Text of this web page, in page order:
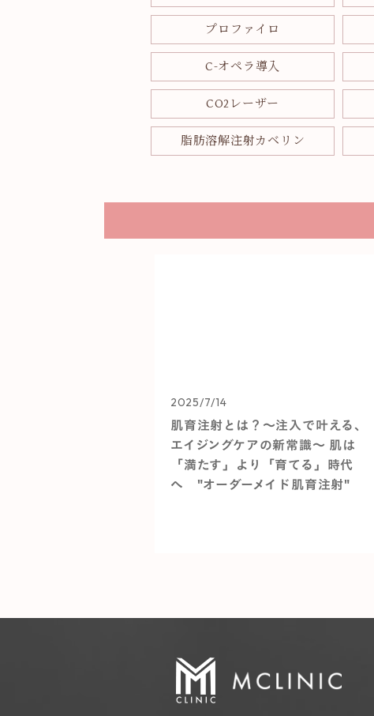
プロファイロ
C-オペラ導入
CO2レーザー
脂肪溶解注射カベリン
2025/7/14
肌育注射とは？〜注入で叶える、
エイジングケアの新常識〜 肌は
「満たす」より「育てる」時代
へ "オーダーメイド肌育注射"